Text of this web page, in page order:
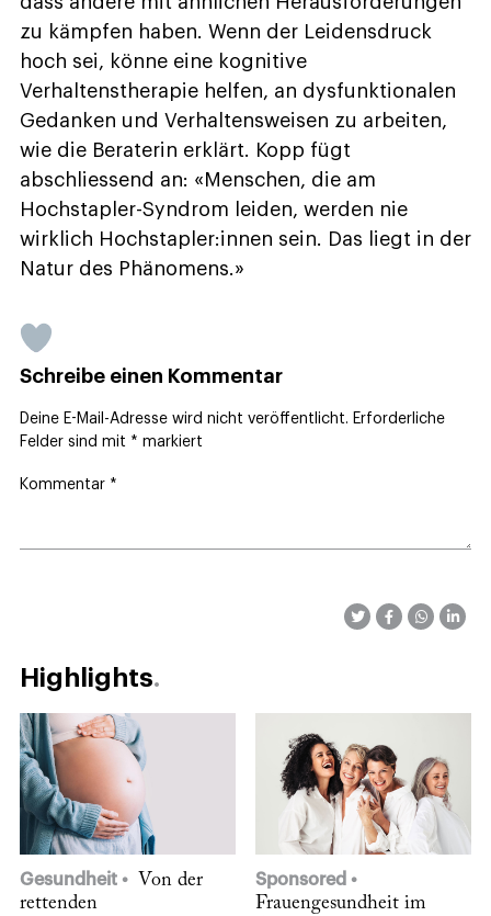
zu kämpfen haben. Wenn der Leidensdruck
hoch sei, könne eine kognitive
Verhaltenstherapie helfen, an dysfunktionalen
Gedanken und Verhaltensweisen zu arbeiten,
wie die Beraterin erklärt. Kopp fügt
abschliessend an: «Menschen, die am
Hochstapler-Syndrom leiden, werden nie
wirklich Hochstapler:innen sein. Das liegt in der
Natur des Phänomens.»
Schreibe einen Kommentar
Deine E-Mail-Adresse wird nicht veröffentlicht. Erforderliche
Felder sind mit * markiert
Kommentar *
Highlights
Gesundheit
Von der
rettenden
Sponsored
Frauengesundheit im